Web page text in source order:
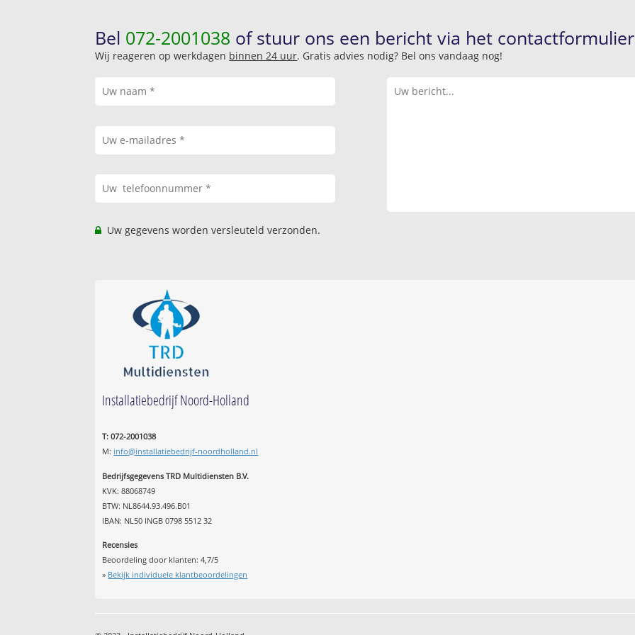
Bel 072-2001038 of stuur ons een bericht via het
Wij reageren op werkdagen binnen 24 uur. Gratis advies nodig? Bel ons vandaag nog!
Uw gegevens worden versleuteld verzonden.
Installatiebedrijf Noord-Holland
T: 072-2001038
M: info@installatiebedrijf-noordholland.nl
Bedrijfsgegevens TRD Multidiensten B.V.
KVK: 88068749
BTW: NL8644.93.496.B01
IBAN: NL50 INGB 0798 5512 32
Recensies
Beoordeling door klanten:4,7/5
» Bekijk individuele klantbeoordelingen